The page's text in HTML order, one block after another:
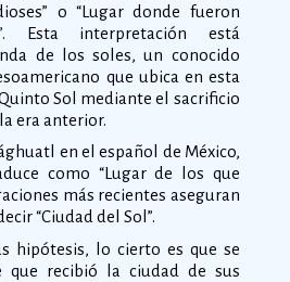
o “Lugar donde fueron
Esta interpretación está
de los soles, un conocido
que ubica en esta
Sol mediante el sacrificio
era anterior.
en el español de México,
como “Lugar de los que
más recientes aseguran
“Ciudad del Sol”.
hipótesis, lo cierto es que se
que recibió la ciudad de sus